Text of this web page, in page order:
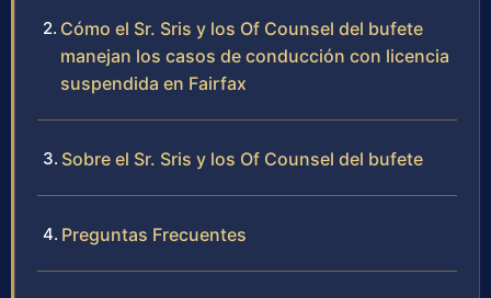
Cómo el Sr. Sris y los Of Counsel del bufete
manejan los casos de conducción con licencia
suspendida en Fairfax
Sobre el Sr. Sris y los Of Counsel del bufete
Preguntas Frecuentes